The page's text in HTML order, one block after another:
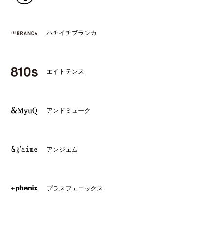
ハチイチブランカ
エイトテンス
アンドミューク
アンジェム
プラスフェニックス